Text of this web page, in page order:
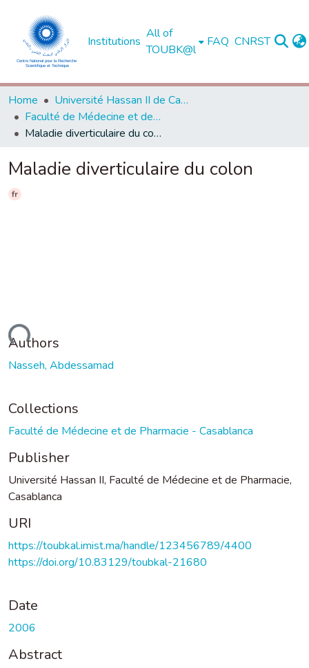
Institutions
All of
TOUBK@l
FAQ CNRST
Home
Université Hassan II de Casablanca
Faculté de Médecine et de Pharmacie - Casablanca
Maladie diverticulaire du colon
Maladie diverticulaire du colon
fr
Authors
Nasseh, Abdessamad
Collections
Faculté de Médecine et de Pharmacie - Casablanca
Publisher
Université Hassan II, Faculté de Médecine et de Pharmacie,
Casablanca
URI
https://toubkal.imist.ma/handle/123456789/4400
https://doi.org/10.83129/toubkal-21680
Date
2006
Abstract